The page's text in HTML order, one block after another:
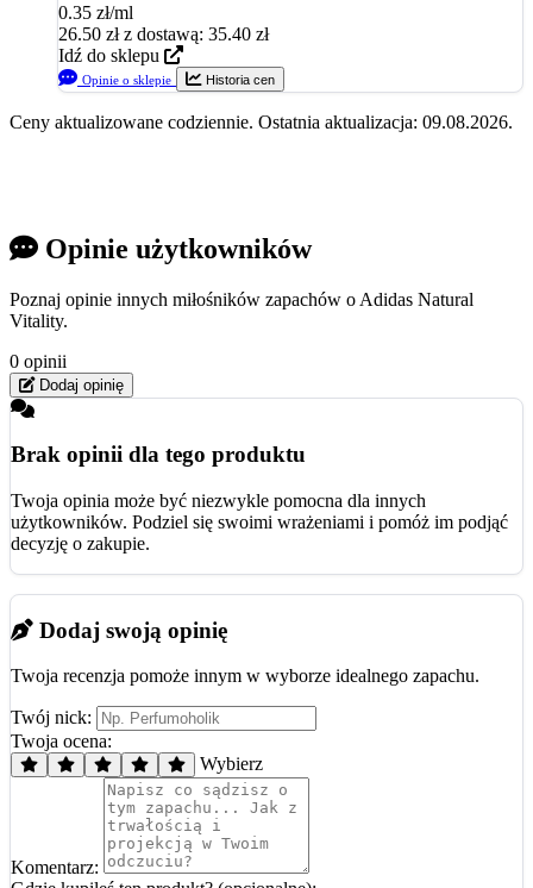
0.35 zł/ml
26.50 zł z dostawą: 35.40 zł
Idź do sklepu
Opinie o sklepie Historia cen
Ceny aktualizowane codziennie. Ostatnia aktualizacja: 09.08.2026.
Opinie użytkowników
Poznaj opinie innych miłośników zapachów o Adidas Natural
Vitality.
0 opinii
Dodaj opinię
Brak opinii dla tego produktu
Twoja opinia może być niezwykle pomocna dla innych
użytkowników. Podziel się swoimi wrażeniami i pomóż im podjąć
decyzję o zakupie.
Dodaj swoją opinię
Twoja recenzja pomoże innym w wyborze idealnego zapachu.
Twój nick:
Twoja ocena:
Wybierz
Komentarz: